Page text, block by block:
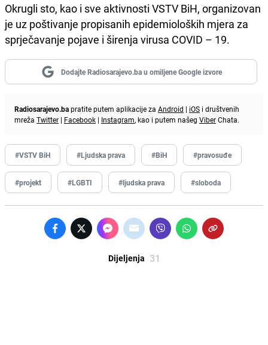
Okrugli sto, kao i sve aktivnosti VSTV BiH, organizovan
je uz poštivanje propisanih epidemioloških mjera za
sprječavanje pojave i širenja virusa COVID – 19.
Dodajte Radiosarajevo.ba u omiljene Google izvore
Radiosarajevo.bapratite putem aplikacije za Android | iOS i društvenih
mreža Twitter | Facebook | Instagram, kao i putem našeg ViberChata.
#VSTV BiH #Ljudska prava #BiH #pravosuđe
#projekt #LGBTI #ljudska prava #sloboda
Dijeljenja 31